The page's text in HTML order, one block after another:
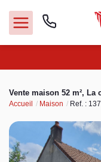
Acheter
Louer
Vente maison 52 m², La
Accueil Maison Ref. :